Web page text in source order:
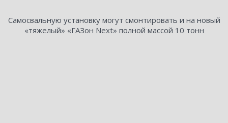
Самосвальную установку могут смонтировать и на новый
«тяжелый» «ГАЗон Next» полной массой 10 тонн